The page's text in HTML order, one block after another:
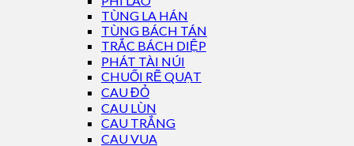
TÙNG LA HÁN
TÙNG BÁCH TÁN
TRẮC BÁCH DIỆP
PHÁT TÀI NÚI
CHUỐI RẼ QUẠT
CAU ĐỎ
CAU LÙN
CAU TRẮNG
CAU VUA